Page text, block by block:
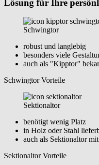
Lösung für Ihre
Schwingtor
robust und langlebig
besonders viele
auch als "Kipptor"
Schwingtor Vorteile
Sektionaltor
benötigt wenig Platz
in Holz oder Stahl
auch als Sektionaltor
Sektionaltor Vorteile